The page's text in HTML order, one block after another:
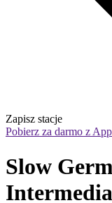
Zapisz stacje
Pobierz za darmo z
Slow